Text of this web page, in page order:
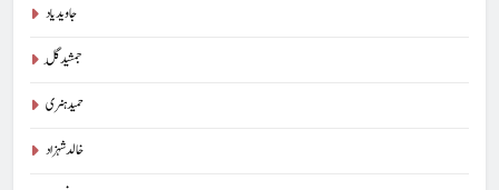
جاوید یاد
جمشید گِل
حمید ہنری
خالد شہزاد